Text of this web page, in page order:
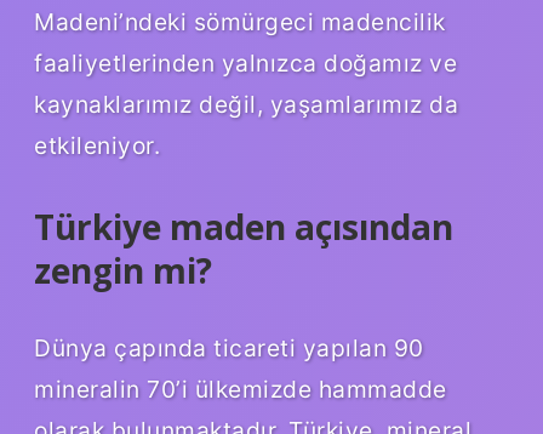
Madeni’ndeki sömürgeci madencilik
faaliyetlerinden yalnızca doğamız ve
kaynaklarımız değil, yaşamlarımız da
etkileniyor.
Türkiye maden açısından
zengin mi?
Dünya çapında ticareti yapılan 90
mineralin 70’i ülkemizde hammadde